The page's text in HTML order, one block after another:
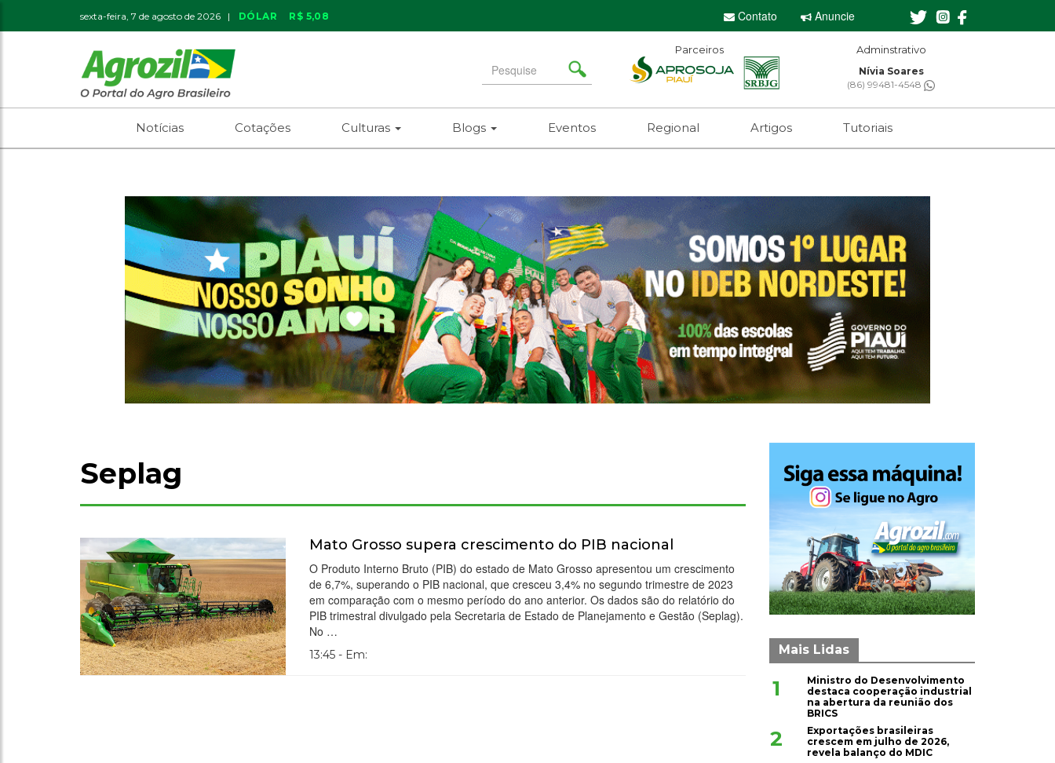
sexta-feira, 7 de agosto de 2026 | DÓLAR R$ 5,08 Contato Anuncie
Search
for
Parceiros Adminstrativo
Nívia Soares
(86) 99481-4548
Notícias Cotações Culturas Blogs Eventos Regional Artigos Tutoriais
Seplag
Mato Grosso supera crescimento do PIB nacional
O Produto Interno Bruto (PIB) do estado de Mato Grosso apresentou um crescimento
de 6,7%, superando o PIB nacional, que cresceu 3,4% no segundo trimestre de 2023
em comparação com o mesmo período do ano anterior. Os dados são do relatório do
PIB trimestral divulgado pela Secretaria de Estado de Planejamento e Gestão (Seplag).
No …
13:45 - Em: Mais Lidas
1
Ministro do Desenvolvimento
destaca cooperação industrial
na abertura da reunião dos
BRICS
2
Exportações brasileiras
crescem em julho de 2026,
revela balanço do MDIC